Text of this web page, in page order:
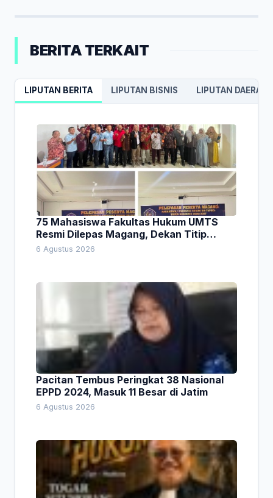
BERITA TERKAIT
LIPUTAN BERITA LIPUTAN BISNIS LIPUTAN DAERAH
75 Mahasiswa Fakultas Hukum UMTS
Resmi Dilepas Magang, Dekan Titip
Empat Pesan Penting
6 Agustus 2026
Pacitan Tembus Peringkat 38 Nasional
EPPD 2024, Masuk 11 Besar di Jatim
6 Agustus 2026